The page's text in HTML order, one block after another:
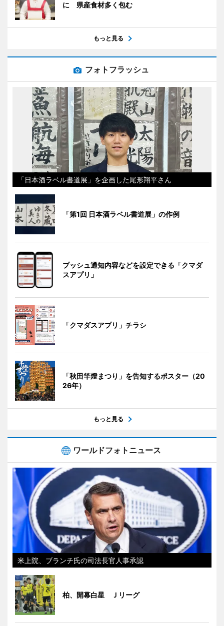
に 県産食材多く包む
もっと見る
フォトフラッシュ
「日本酒ラベル書道展」を企画した尾形翔平さん
「第1回 日本酒ラベル書道展」の作例
プッシュ通知内容などを設定できる「クマダ
スアプリ」
「クマダスアプリ」チラシ
「秋田竿燈まつり」を告知するポスター（20
26年）
もっと見る
ワールドフォトニュース
米上院、ブランチ氏の司法長官人事承認
柏、開幕白星 Ｊリーグ